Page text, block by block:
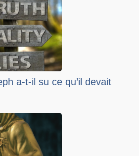
a-t-il su ce qu’il devait